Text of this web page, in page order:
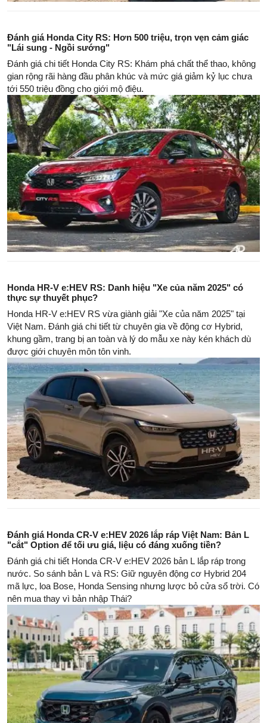
Đánh giá Honda City RS: Hơn 500 triệu, trọn vẹn cảm giác
"Lái sung - Ngồi sướng"
Đánh giá chi tiết Honda City RS: Khám phá chất thể thao, không
gian rộng rãi hàng đầu phân khúc và mức giá giảm kỷ lục chưa
tới 550 triệu đồng cho giới mộ điệu.
Honda HR-V e:HEV RS: Danh hiệu "Xe của năm 2025" có
thực sự thuyết phục?
Honda HR-V e:HEV RS vừa giành giải "Xe của năm 2025" tại
Việt Nam. Đánh giá chi tiết từ chuyên gia về động cơ Hybrid,
khung gầm, trang bị an toàn và lý do mẫu xe này kén khách dù
được giới chuyên môn tôn vinh.
Đánh giá Honda CR-V e:HEV 2026 lắp ráp Việt Nam: Bản L
"cắt" Option để tối ưu giá, liệu có đáng xuống tiền?
Đánh giá chi tiết Honda CR-V e:HEV 2026 bản L lắp ráp trong
nước. So sánh bản L và RS: Giữ nguyên động cơ Hybrid 204
mã lực, loa Bose, Honda Sensing nhưng lược bỏ cửa sổ trời. Có
nên mua thay vì bản nhập Thái?